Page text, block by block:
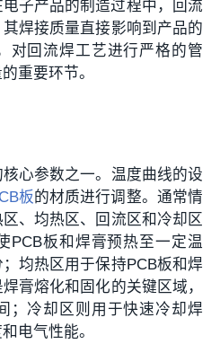
子产品的制造过程中，回流
焊接质量直接影响到产品的
对回流焊工艺进行严格的管
重要环节。
心参数之一。温度曲线的设
板 的材质进行调整。通常情
、均热区、回流区和冷却区
PCB板和焊膏预热至一定温
均热区用于保持PCB板和焊
膏熔化和固化的关键区域，
；冷却区则用于快速冷却焊
电气性能。